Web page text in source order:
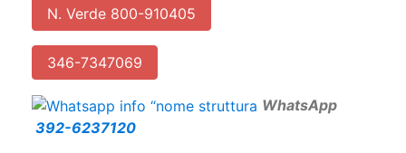
Telefono:
N. Verde 800-910405
346-7347069